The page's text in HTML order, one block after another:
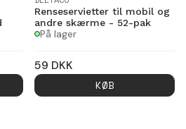
Renseservietter til mobil og
andre skærme - 52-pak
På lager
59 DKK
KØB